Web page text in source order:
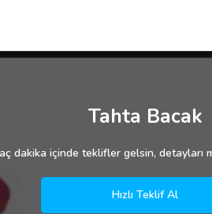
Tahta Bacak
dakika içinde teklifler gelsin, detayları
Hızlı Teklif Al